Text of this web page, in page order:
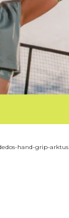
hand-grip-arktus